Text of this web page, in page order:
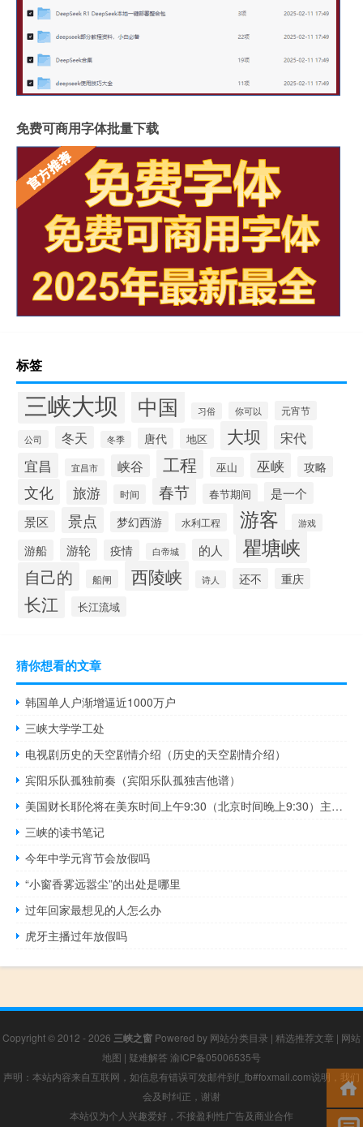
免费可商用字体批量下载
标签
三峡大坝 中国 习俗 你可以 元宵节
公司 冬天 冬季 唐代 地区 大坝 宋代
宜昌 宜昌市 峡谷 工程 巫山 巫峡 攻略
文化 旅游 时间 春节 春节期间
是一个
景区
景点 梦幻西游 水利工程 游客 游戏
游船 游轮 疫情 白帝城 的人 瞿塘峡
自己的 船闸 西陵峡 诗人 还不 重庆
长江 长江流域
猜你想看的文章
韩国单人户渐增逼近1000万户
三峡大学学工处
电视剧历史的天空剧情介绍（历史的天空剧情介绍）
宾阳乐队孤独前奏（宾阳乐队孤独吉他谱）
美国财长耶伦将在美东时间上午9:30（北京时间晚上9:30）主持金融稳定监督委员会会议
三峡的读书笔记
今年中学元宵节会放假吗
“小窗香雾远嚣尘”的出处是哪里
过年回家最想见的人怎么办
虎牙主播过年放假吗
Copyright © 2012 - 2026 三峡之窗 Powered by 网站分类目录 | 精选推荐文章 | 网站
地图 | 疑难解答 渝ICP备05006535号
声明：本站内容来自互联网，如信息有错误可发邮件到f_fb#foxmail.com说明，我们
会及时纠正，谢谢
本站仅为个人兴趣爱好，不接盈利性广告及商业合作